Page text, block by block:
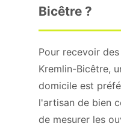
Bicêtre ?
Pour recevoir
Kremlin-Bicêtre,
domicile est
l'artisan de bien
de mesurer les